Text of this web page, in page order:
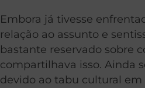
Embora já tivesse
relação ao assunto e
bastante reservado sobre
compartilhava isso. Ainda
devido ao tabu cultural